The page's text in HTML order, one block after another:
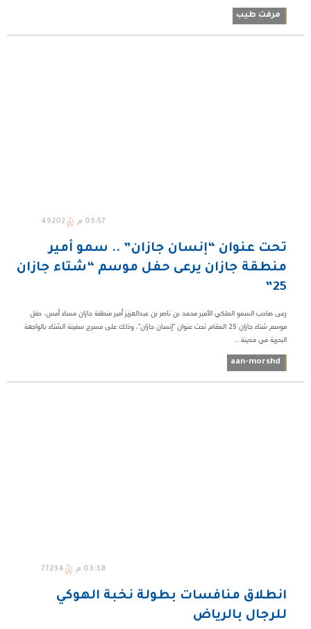
مرفت طيب
03:57 م 49202
تحت عنوان “إنسان جازان” .. سمو أمير
منطقة جازان يرعى حفل موسم “شتاء جازان
25”
رعى صاحب السمو الملكي الأمير محمد بن ناصر بن عبدالعزيز أمير منطقة جازان مساء أمس، حفل
موسم شتاء جازان 25 المقام تحت عنوان "إنسان جازان"، وذلك على مسرح سفينة الشتاء بالواجهة
البحرية في مدينة ...
aan-morshd
03:38 م 77234
انطلاق منافسات بطولة نخبة الهوكي
للرجال بالرياض